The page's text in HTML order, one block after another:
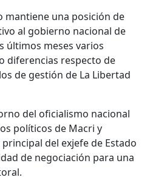
una posición de
al gobierno nacional de
últimos meses varios
diferencias respecto de
de gestión de La Libertad
del oficialismo nacional
políticos de Macri y
del exjefe de Estado
de negociación para una